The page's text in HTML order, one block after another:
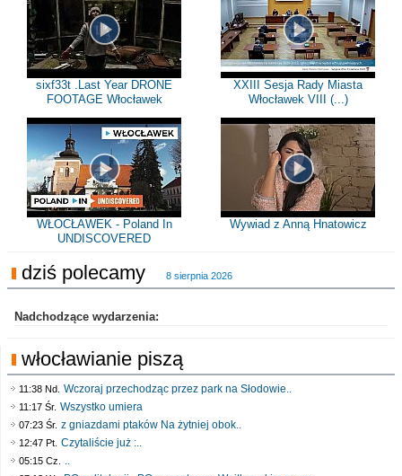
sixf33t .Last Year DRONE
FOOTAGE Włocławek
XXIII Sesja Rady Miasta
Włocławek VIII (...)
WŁOCŁAWEK - Poland In
UNDISCOVERED
Wywiad z Anną Hnatowicz
dziś polecamy 8 sierpnia 2026
Nadchodzące wydarzenia:
włocławianie piszą
11:38 Nd. Wczoraj przechodząc przez park na Słodowie..
11:17 Śr. Wszystko umiera
07:23 Śr. z gniazdami ptaków Na żytniej obok..
12:47 Pt. Czytaliście już :..
05:15 Cz. ..